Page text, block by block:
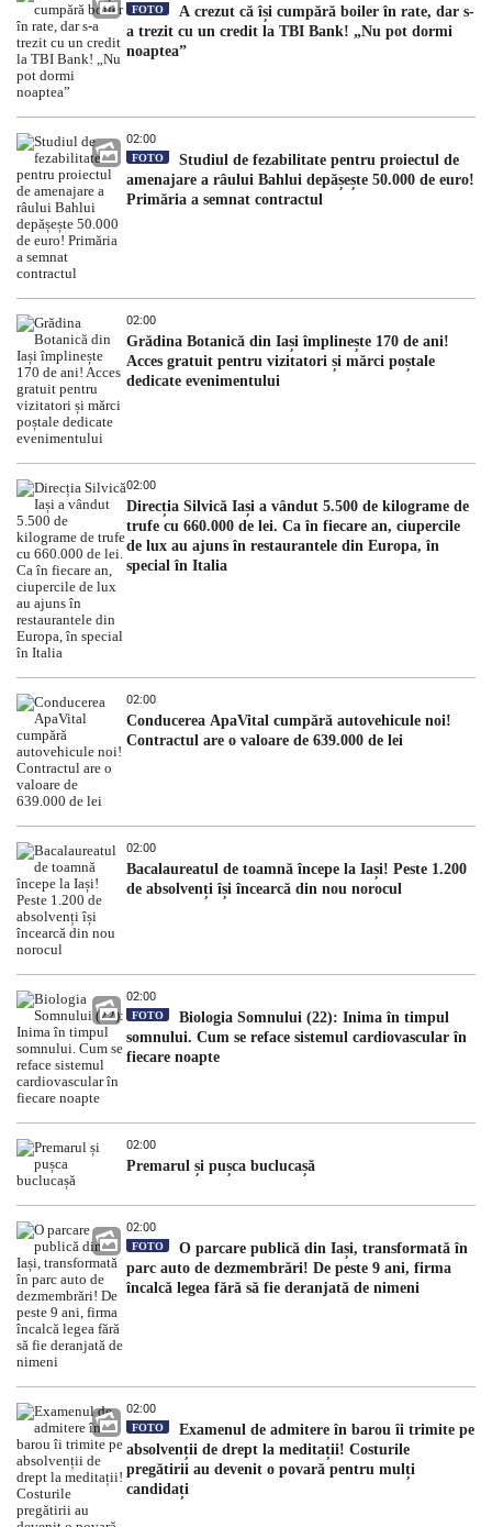
FOTO
A crezut că își cumpără boiler în rate, dar s-
a trezit cu un credit la TBI Bank! „Nu pot dormi
noaptea”
02:00
FOTO
Studiul de fezabilitate pentru proiectul de
amenajare a râului Bahlui depășește 50.000 de euro!
Primăria a semnat contractul
02:00
Grădina Botanică din Iași împlinește 170 de ani!
Acces gratuit pentru vizitatori și mărci poștale
dedicate evenimentului
02:00
Direcția Silvică Iași a vândut 5.500 de kilograme de
trufe cu 660.000 de lei. Ca în fiecare an, ciupercile
de lux au ajuns în restaurantele din Europa, în
special în Italia
02:00
Conducerea ApaVital cumpără autovehicule noi!
Contractul are o valoare de 639.000 de lei
02:00
Bacalaureatul de toamnă începe la Iași! Peste 1.200
de absolvenți își încearcă din nou norocul
02:00
FOTO
Biologia Somnului (22): Inima în timpul
somnului. Cum se reface sistemul cardiovascular în
fiecare noapte
02:00
Premarul și pușca buclucașă
02:00
FOTO
O parcare publică din Iași, transformată în
parc auto de dezmembrări! De peste 9 ani, firma
încalcă legea fără să fie deranjată de nimeni
02:00
FOTO
Examenul de admitere în barou îi trimite pe
absolvenții de drept la meditații! Costurile
pregătirii au devenit o povară pentru mulți
candidați